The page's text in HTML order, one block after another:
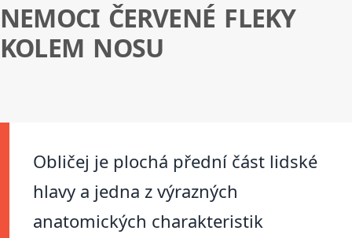
NEMOCI ČERVENÉ FLEKY
KOLEM NOSU
Obličej je plochá přední část lidské
hlavy a jedna z výrazných
anatomických charakteristik